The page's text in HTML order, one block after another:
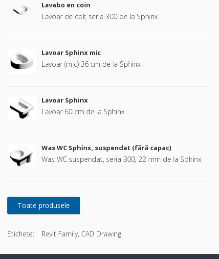
Lavabo en coin
Lavoar de colț seria 300 de la Sphinx
Lavoar Sphinx mic
Lavoar (mic) 36 cm de la Sphinx
Lavoar Sphinx
Lavoar 60 cm de la Sphinx
Was WC Sphinx, suspendat (fără capac)
Was WC suspendat, seria 300, 22 mm de la Sphinx
Etichete: Revit Family, CAD Drawing